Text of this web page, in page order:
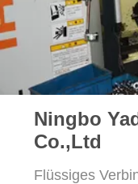
Ningbo
Co.,Ltd
Flüssiges